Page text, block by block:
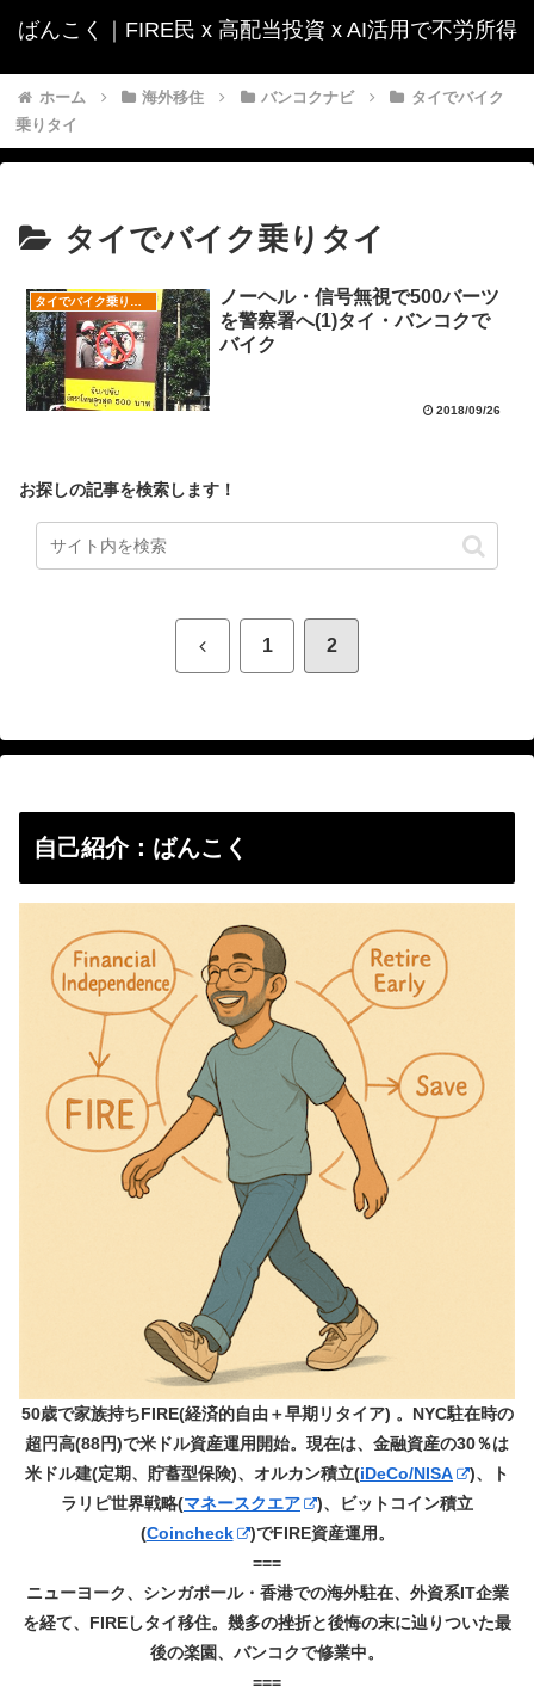
ばんこく｜FIRE民 x 高配当投資 x AI活用で不労所得
ホーム 海外移住 バンコクナビ
タイでバイク
乗りタイ
タイでバイク乗りタイ
タイでバイク乗りタイ
ノーヘル・信号無視で500バーツ
を警察署へ(1)タイ・バンコクで
バイク
2018/09/26
お探しの記事を検索します！
前 1 2
自己紹介：ばんこく
50歳で家族持ちFIRE(経済的自由＋早期リタイア) 。NYC駐在時の
超円高(88円)で米ドル資産運用開始。現在は、金融資産の30％は
米ドル建(定期、貯蓄型保険)、オルカン積立(iDeCo/NISA
)、ト
ラリピ世界戦略(マネースクエア
)、ビットコイン積立
(Coincheck
)でFIRE資産運用。
===
ニューヨーク、シンガポール・香港での海外駐在、外資系IT企業
を経て、FIREしタイ移住。幾多の挫折と後悔の末に辿りついた最
後の楽園、バンコクで修業中。
===